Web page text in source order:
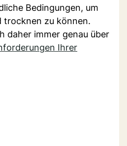
Bedingungen, um
trocknen zu können.
daher immer genau über
Ihrer